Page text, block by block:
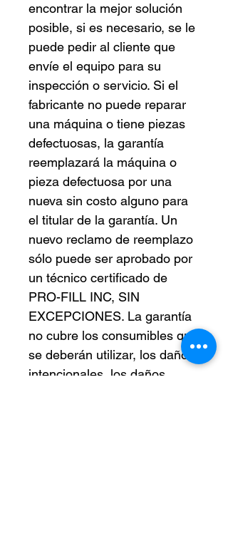
encontrar la mejor solución
posible, si es necesario, se le
puede pedir al cliente que
envíe el equipo para su
inspección o servicio. Si el
fabricante no puede reparar
una máquina o tiene piezas
defectuosas, la garantía
reemplazará la máquina o
pieza defectuosa por una
nueva sin costo alguno para
el titular de la garantía. Un
nuevo reclamo de reemplazo
sólo puede ser aprobado por
un técnico certificado de
PRO-FILL INC, SIN
EXCEPCIONES. La garantía
no cubre los consumibles que
se deberán utilizar, los daños
intencionales, los daños